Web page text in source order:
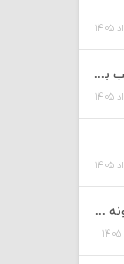
دانلود آهنگ یوسف زمانی به نام از شب بپرسین میگه چه روزگاری دارم
دانلود آهنگ مهدی جهانی به نام دیوونه بودم